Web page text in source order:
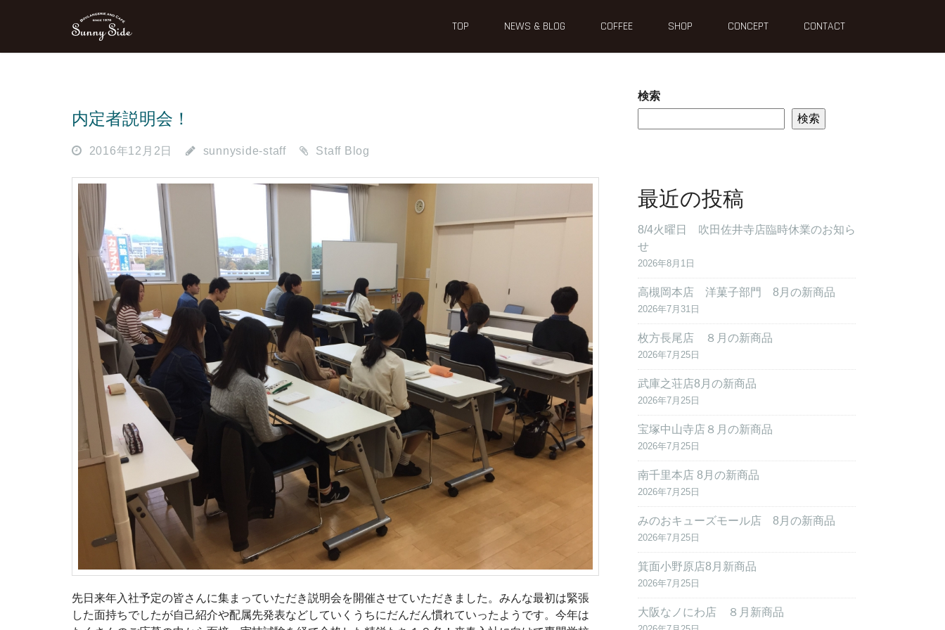
TOP NEWS & BLOG COFFEE SHOP CONCEPT CONTACT
内定者説明会！
2016年12月2日 sunnyside-staff Staff Blog
先日来年入社予定の皆さんに集まっていただき説明会を開催させていただきました。みんな最初は緊張
した面持ちでしたが自己紹介や配属先発表などしていくうちにだんだん慣れていったようです。今年は
検索
検索
最近の投稿
8/4火曜日 吹田佐井寺店臨時休業のお知ら
せ
2026年8月1日
高槻岡本店 洋菓子部門 8月の新商品
2026年7月31日
枚方長尾店 ８月の新商品
2026年7月25日
武庫之荘店8月の新商品
2026年7月25日
宝塚中山寺店８月の新商品
2026年7月25日
南千里本店 8月の新商品
2026年7月25日
みのおキューズモール店 8月の新商品
2026年7月25日
箕面小野原店8月新商品
2026年7月25日
大阪なノにわ店 ８月新商品